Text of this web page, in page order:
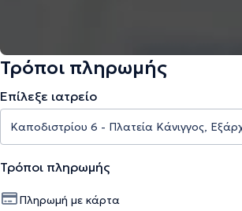
Τρόποι πληρωμής
Επίλεξε ιατρείο
Τρόποι πληρωμής
Πληρωμή με κάρτα